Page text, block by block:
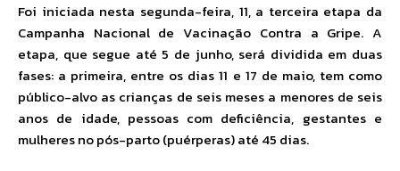
Foi iniciada nesta segunda-feira, 11, a terceira etapa da
Campanha Nacional de Vacinação Contra a Gripe. A
etapa, que segue até 5 de junho, será dividida em duas
fases: a primeira, entre os dias 11 e 17 de maio, tem como
público-alvo as crianças de seis meses a menores de seis
anos de idade, pessoas com deficiência, gestantes e
mulheres no pós-parto (puérperas) até 45 dias.